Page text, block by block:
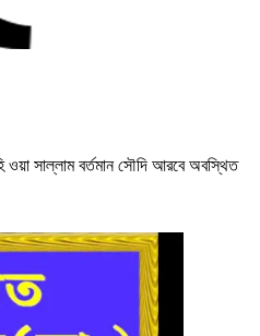
ওয়া সাল্লাম বর্তমান সৌদি আরবে অবস্থিত